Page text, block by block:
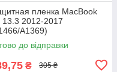
пленка MacBook
13.3 2012-2017
A1369)
до відправки
₴ 305 ₴